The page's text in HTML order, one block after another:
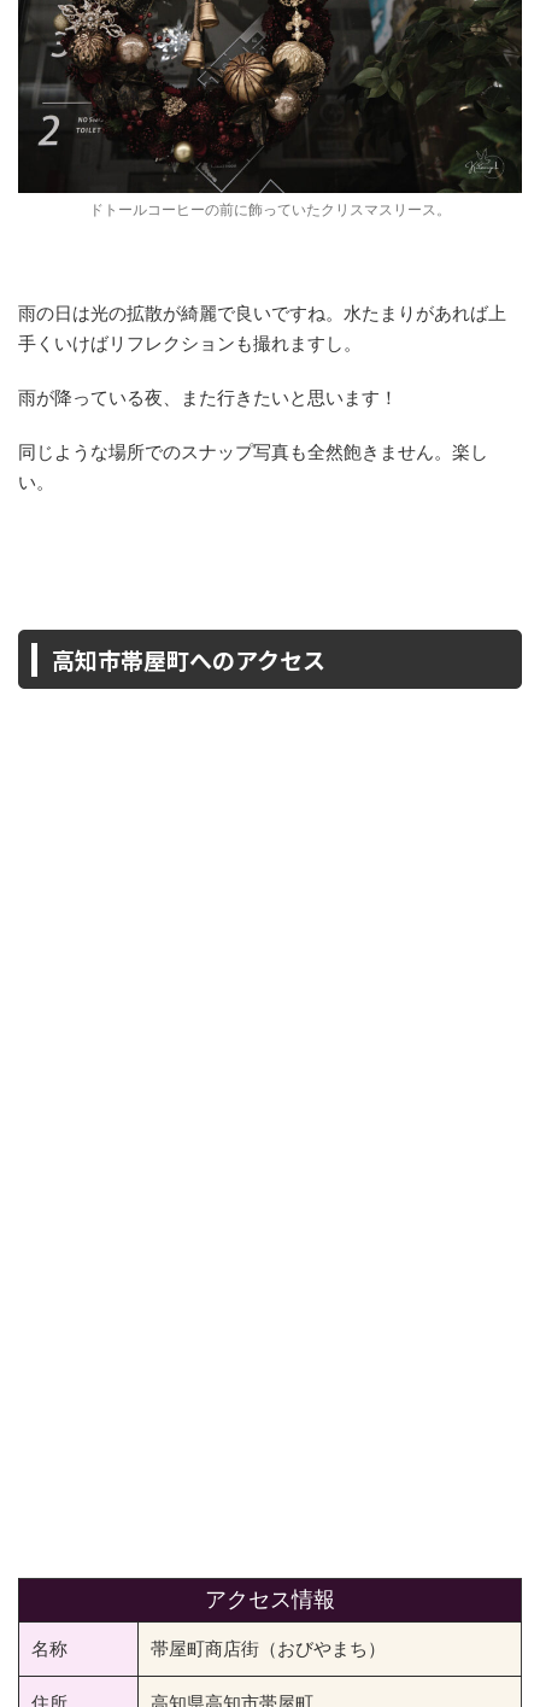
ドトールコーヒーの前に飾っていたクリスマスリース。
雨の日は光の拡散が綺麗で良いですね。水たまりがあれば上
手くいけばリフレクションも撮れますし。
雨が降っている夜、また行きたいと思います！
同じような場所でのスナップ写真も全然飽きません。楽し
い。
高知市帯屋町へのアクセス
アクセス情報
名称 帯屋町商店街（おびやまち）